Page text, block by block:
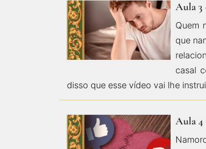
Aula 3
Quem
que
casal
disso que esse vídeo vai lhe
Aula 4